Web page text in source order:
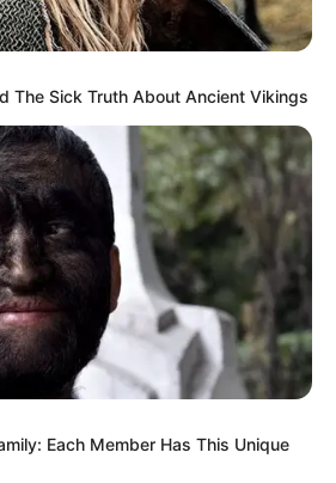
e rolos de papel
e caixas menores como
ou MDF (o mesmo
do nosso organizador);
coloridos;
The Sick Truth About Ancient Vikings
Each Member Has This Unique